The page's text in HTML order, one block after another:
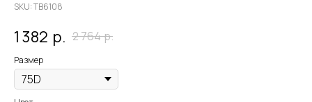
SKU:TB6108
1 382 р. 2 764р.
Размер